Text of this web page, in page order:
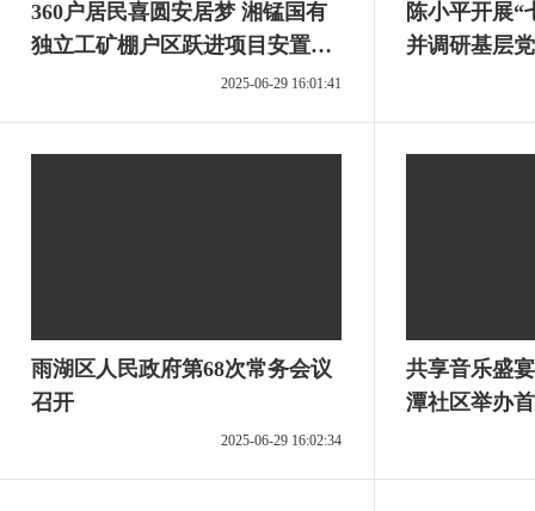
360户居民喜圆安居梦 湘锰国有
独立工矿棚户区跃进项目安置房
分房选房仪式圆满收官2025-06-29 16:01:41
陈小平开展“
并调研基层
雨湖区人民政府第68次常务会议
召开
2025-06-29 16:02:34
共享音乐盛
潭社区举办